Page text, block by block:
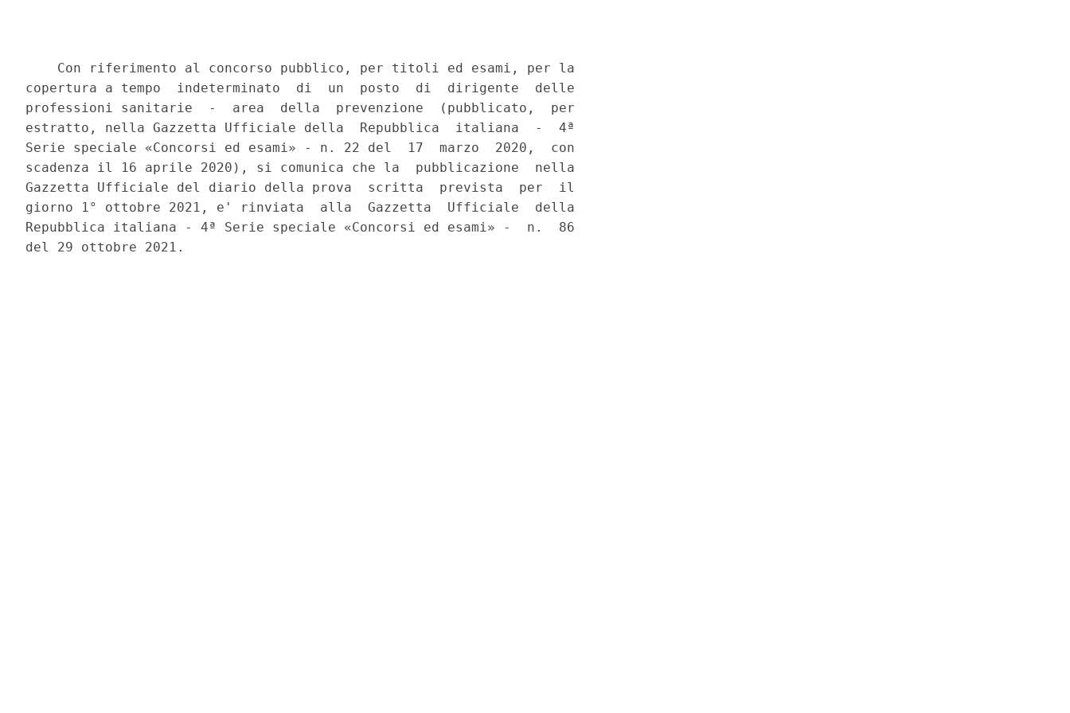
    Con riferimento al concorso pubblico, per titoli ed esami, per la
copertura a tempo  indeterminato  di  un  posto  di  dirigente  delle
professioni sanitarie  -  area  della  prevenzione  (pubblicato,  per
estratto, nella Gazzetta Ufficiale della  Repubblica  italiana  -  4ª
Serie speciale «Concorsi ed esami» - n. 22 del  17  marzo  2020,  con
scadenza il 16 aprile 2020), si comunica che la  pubblicazione  nella
Gazzetta Ufficiale del diario della prova  scritta  prevista  per  il
giorno 1° ottobre 2021, e' rinviata  alla  Gazzetta  Ufficiale  della
Repubblica italiana - 4ª Serie speciale «Concorsi ed esami» -  n.  86
del 29 ottobre 2021.